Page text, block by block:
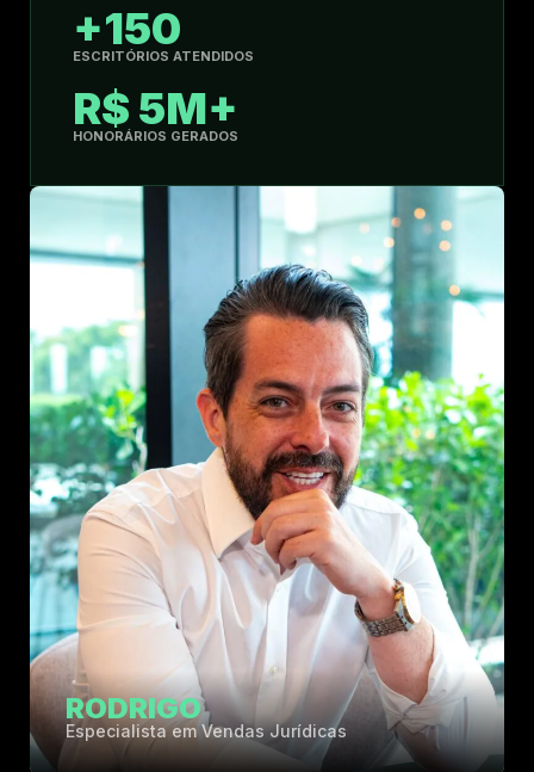
RODRIGO
Especialista em Vendas Jurídicas
+150
ESCRITÓRIOS ATENDIDOS
R$ 5M+
HONORÁRIOS GERADOS